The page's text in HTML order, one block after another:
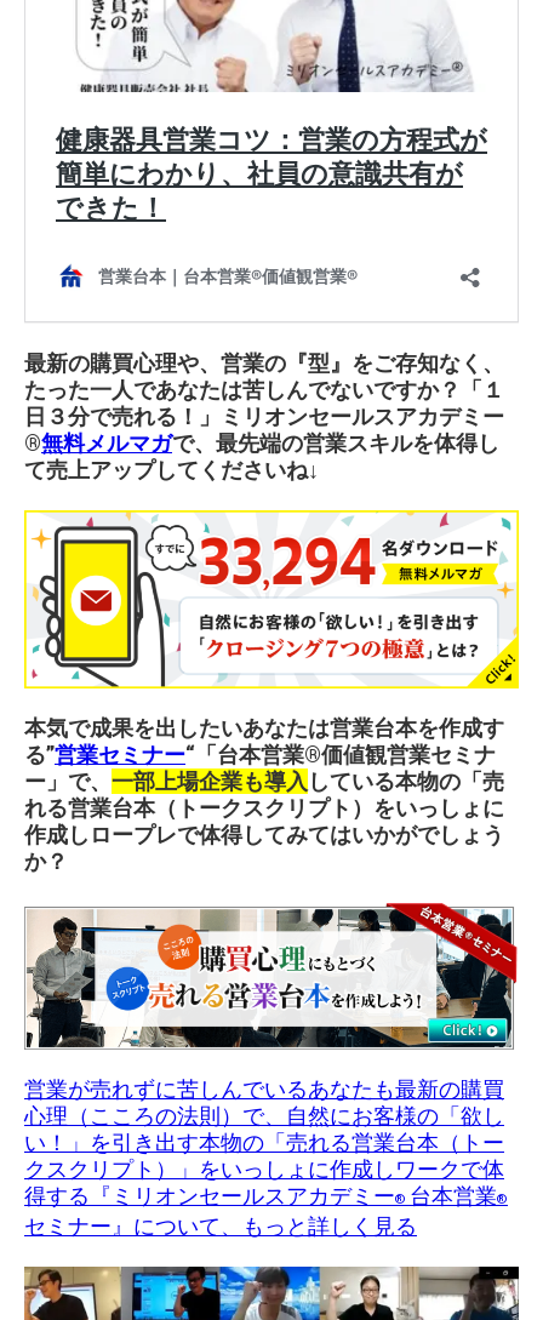
最新の購買心理や、営業の『型』をご存知なく、
たった一人であなたは苦しんでないですか？「１
日３分で売れる！」ミリオンセールスアカデミー
®︎無料メルマガで、最先端の営業スキルを体得し
て売上アップしてくださいね↓
本気で成果を出したいあなたは営業台本を作成す
る”営業セミナー“「台本営業®︎価値観営業セミナ
ー」で、 一部上場企業も導入 している本物の「売
れる営業台本（トークスクリプト）をいっしょに
作成しロープレで体得してみてはいかがでしょう
か？
営業が売れずに苦しんでいるあなたも最新の購買
心理（こころの法則）で、自然にお客様の「欲し
い！」を引き出す本物の「売れる営業台本（トー
クスクリプト）」をいっしょに作成しワークで体
得する『ミリオンセールスアカデミー® 台本営業®
セミナー』について、もっと詳しく見る